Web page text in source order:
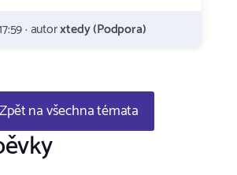
· autorxtedy (Podpora)
na všechna témata